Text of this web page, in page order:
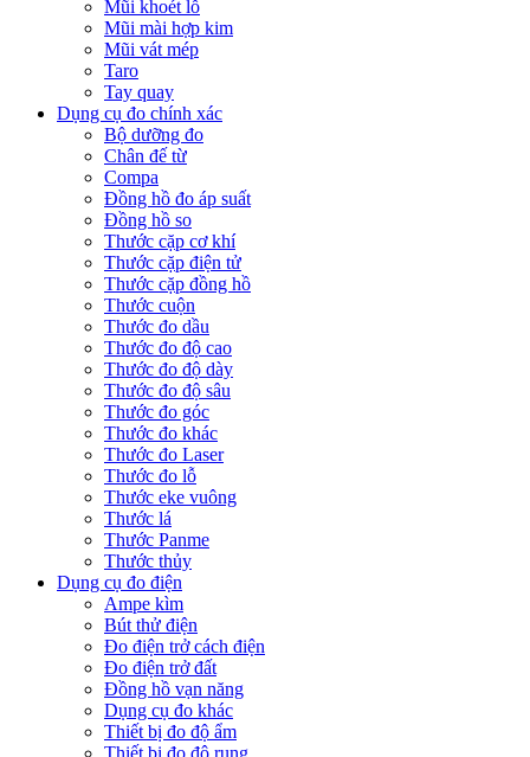
Mũi khoét lỗ
Mũi mài hợp kim
Mũi vát mép
Taro
Tay quay
Dụng cụ đo chính xác
Bộ dưỡng đo
Chân đế từ
Compa
Đồng hồ đo áp suất
Đồng hồ so
Thước cặp cơ khí
Thước cặp điện tử
Thước cặp đồng hồ
Thước cuộn
Thước đo dầu
Thước đo độ cao
Thước đo độ dày
Thước đo độ sâu
Thước đo góc
Thước đo khác
Thước đo Laser
Thước đo lỗ
Thước eke vuông
Thước lá
Thước Panme
Thước thủy
Dụng cụ đo điện
Ampe kìm
Bút thử điện
Đo điện trở cách điện
Đo điện trở đất
Đồng hồ vạn năng
Dụng cụ đo khác
Thiết bị đo độ ẩm
Thiết bị đo độ rung